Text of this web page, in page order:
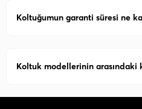
Koltuğumun garanti süresi ne
Koltuk modellerinin arasındaki